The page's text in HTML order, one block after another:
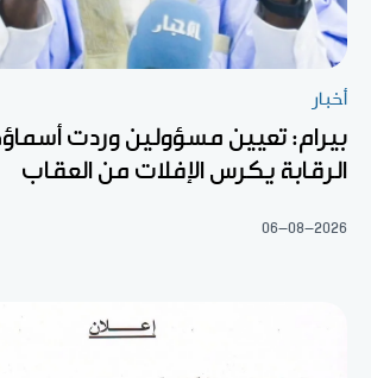
أخبار
بيرام: تعيين مسؤولين وردت
الرقابة يكرس الإفلات من العقاب
06-08-2026